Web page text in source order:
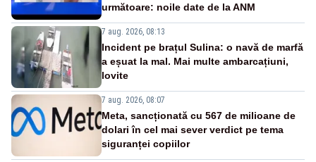
următoare: noile date de la ANM
7 aug. 2026, 08:13
Incident pe brațul Sulina: o navă de marfă
a eșuat la mal. Mai multe ambarcațiuni,
lovite
7 aug. 2026, 08:07
Meta, sancționată cu 567 de milioane de
dolari în cel mai sever verdict pe tema
siguranței copiilor